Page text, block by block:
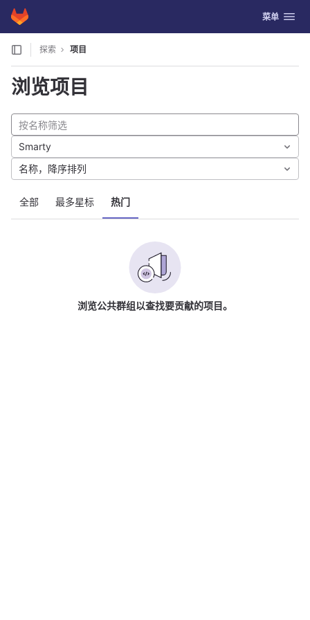
Skip to content
GitLab 切换导航
菜单
探索 项目
浏览项目
全部 最多星标 热门
Smarty
名称，降序排列
浏览公共群组以查找要贡献的项目。